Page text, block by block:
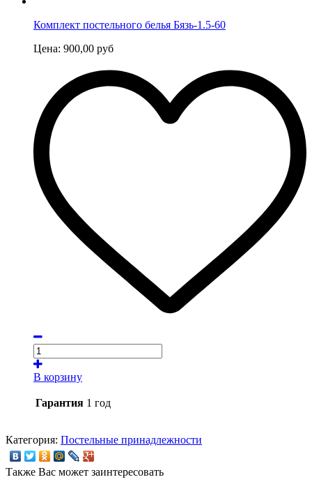
Комплект постельного белья Бязь-1.5-60
Цена: 900,00 руб
В корзину
Гарантия 1 год
Категория: Постельные принадлежности
Также Вас может заинтересовать